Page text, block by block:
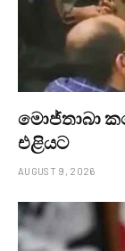
මොජ්තාබා
එළියට
AUGUST 9, 2026